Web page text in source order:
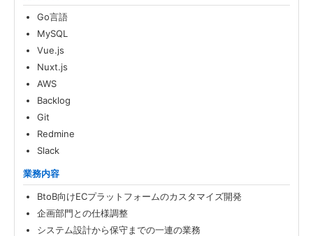
Go言語
MySQL
Vue.js
Nuxt.js
AWS
Backlog
Git
Redmine
Slack
業務内容
BtoB向けECプラットフォームのカスタマイズ開発
企画部門との仕様調整
システム設計から保守までの一連の業務